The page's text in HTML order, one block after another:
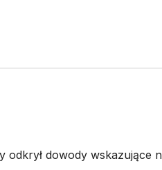
odkrył dowody wskazujące